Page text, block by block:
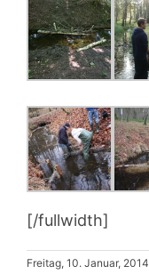
[/fullwidth]
Freitag, 10. Januar, 2014